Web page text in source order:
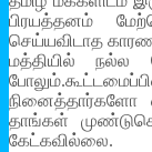
பிரயத்தனம்
செய்யவிடாத
மத்தியில் நல்ல
நினைத்தார்களோ
தாங்கள்
கேட்கவில்லை.